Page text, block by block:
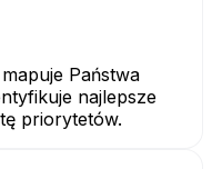
Państwa
najlepsze
priorytetów.